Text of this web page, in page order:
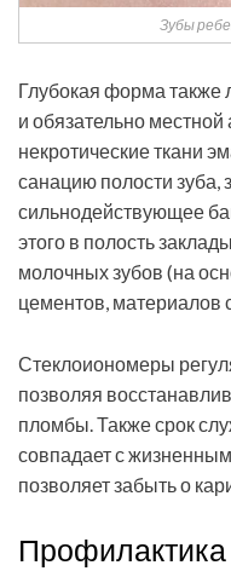
Зубы
Глубокая форма
и обязательно
некротические ткани
санацию полости зуба,
сильнодействующее
этого в полость
молочных зубов (на
цементов, материалов
Стеклоиономеры
позволяя
пломбы. Также срок
совпадает с
позволяет забыть о
Профилактика